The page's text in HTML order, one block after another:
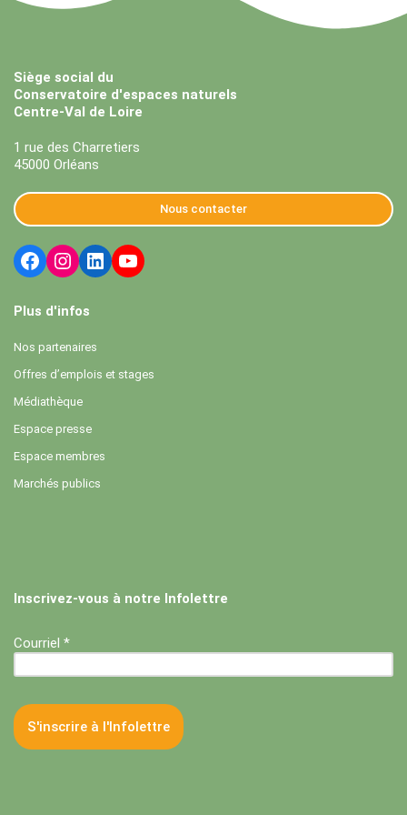
Siège social du
Conservatoire d'espaces naturels
Centre-Val de Loire
1 rue des Charretiers
45000 Orléans
Nous contacter
Plus d'infos
Nos partenaires
Offres d’emplois et stages
Médiathèque
Espace presse
Espace membres
Marchés publics
Inscrivez-vous à notre Infolettre
Courriel *